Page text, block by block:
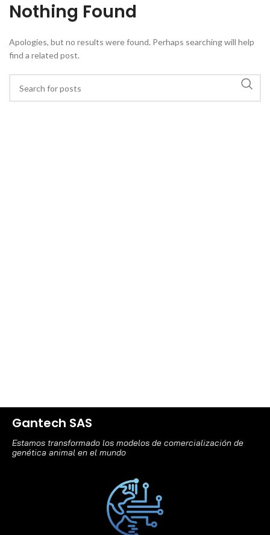
Nothing Found
Apologies, but no results were found. Perhaps searching will help
find a related post.
Gantech SAS
Estamos transformado los modelos de comercialización de
genética animal en el mundo